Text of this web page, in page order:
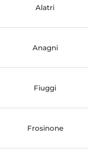
Alatri
Anagni
Fiuggi
Frosinone